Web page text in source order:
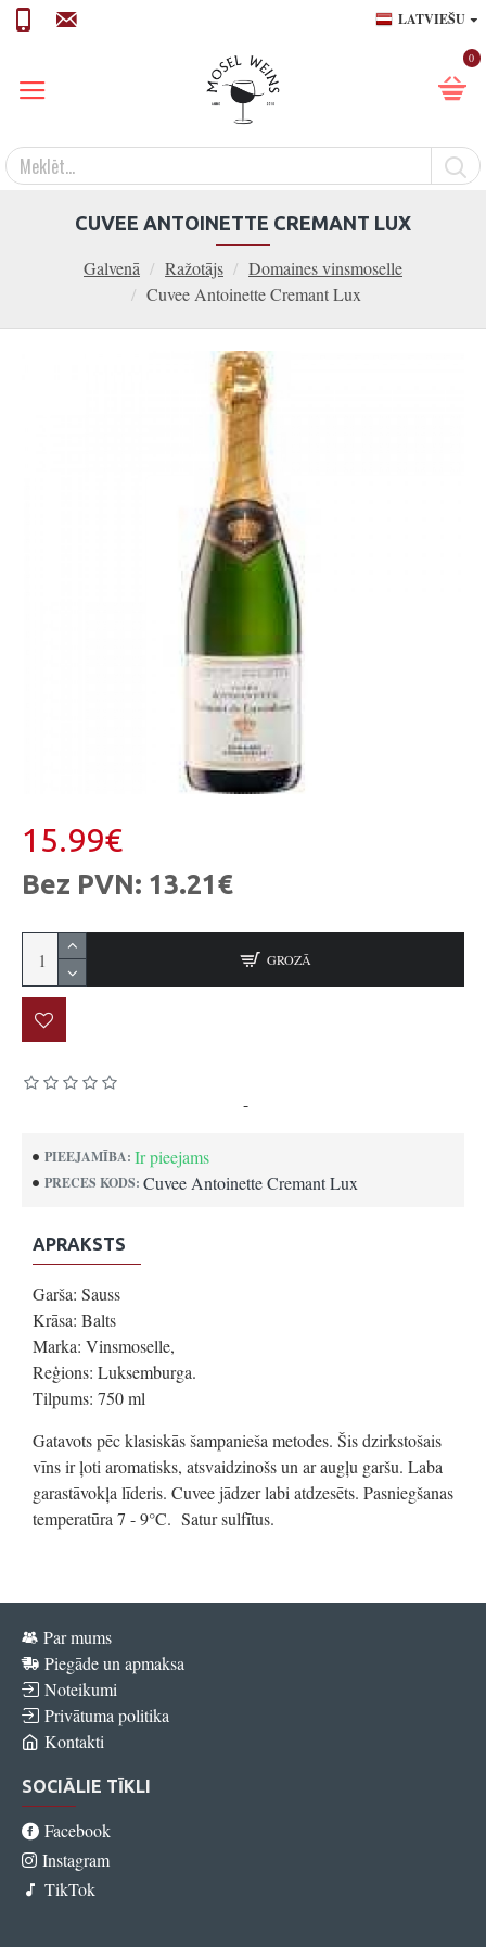
LATVIEŠU
0
Galvenā Ražotājs
Domaines vinsmoselle
Cuvee Antoinette Cremant Lux
CUVEE ANTOINETTE CREMANT LUX
PIEEJAMĪBA: Ir pieejams
PRECES KODS: Cuvee Antoinette Cremant Lux
-
15.99€
Bez PVN: 13.21€
GROZĀ
APRAKSTS
Garša: Sauss
Krāsa: Balts
Marka: Vinsmoselle,
Reģions: Luksemburga.
Tilpums: 750 ml
Gatavots pēc klasiskās šampanieša metodes. Šis dzirkstošais
vīns ir ļoti aromatisks, atsvaidzinošs un ar augļu garšu. Laba
garastāvokļa līderis. Cuvee jādzer labi atdzesēts. Pasniegšanas
temperatūra 7 - 9°C. Satur sulfītus.
Par mums
Piegāde un apmaksa
Noteikumi
Privātuma politika
Kontakti
SOCIĀLIE TĪKLI
Facebook
Instagram
TikTok